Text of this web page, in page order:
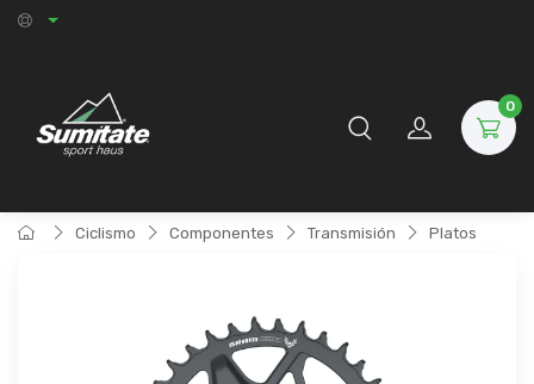
0
Ciclismo Componentes Transmisión Platos